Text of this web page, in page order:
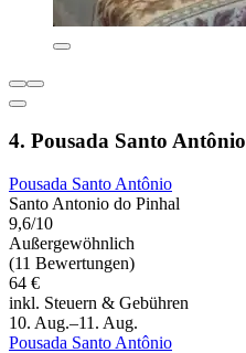
4. Pousada Santo Antônio
Pousada Santo Antônio
Santo Antonio do Pinhal
9,6/10
Außergewöhnlich
(11 Bewertungen)
64 €
inkl. Steuern & Gebühren
10. Aug.–11. Aug.
Pousada Santo Antônio